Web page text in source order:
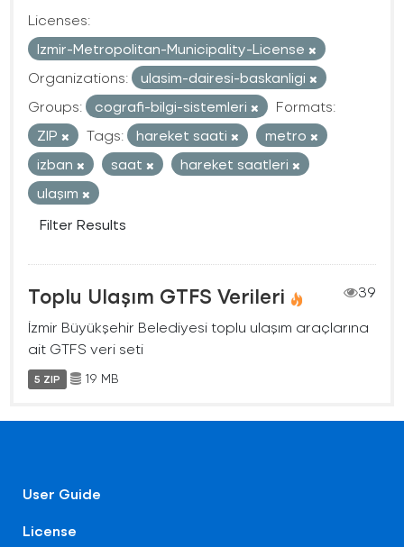
Licenses:
Izmir-Metropolitan-Municipality-License
Organizations:
ulasim-dairesi-baskanligi
Groups:
cografi-bilgi-sistemleri
Formats:
ZIP
Tags: hareket saati
metro
izban
saat
hareket saatleri
ulaşım
Filter Results
Toplu Ulaşım GTFS Verileri
39
İzmir Büyükşehir Belediyesi toplu ulaşım araçlarına
ait GTFS veri seti
5 ZIP 19 MB
User Guide
License